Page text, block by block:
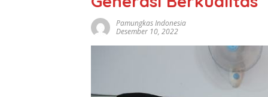
Pamungkas Indonesia
Desember 10, 2022